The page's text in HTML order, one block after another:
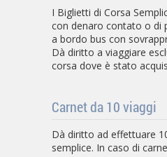
I Biglietti di Corsa
con denaro contato o di
a bordo bus con
Dà diritto a viaggiare
corsa dove è stato
Carnet da 10 viaggi
Dà diritto ad effettuare
semplice. In caso di